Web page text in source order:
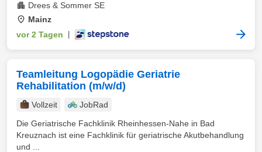
Drees & Sommer SE
Mainz
vor 2 Tagen
Teamleitung Logopädie Geriatrie
Rehabilitation (m/w/d)
Vollzeit
JobRad
Die Geriatrische Fachklinik Rheinhessen-Nahe in Bad
Kreuznach ist eine Fachklinik für geriatrische Akutbehandlung
und ...